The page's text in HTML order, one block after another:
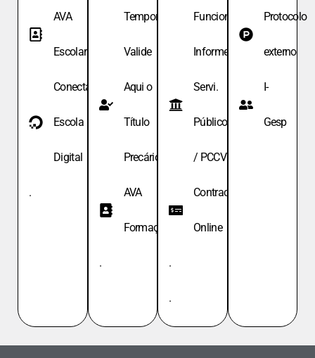
AVA
Escolar
Conecta
Escola
Digital
.
Temporária
Valide
Aqui o
Título
Precário
AVA
Formação
.
Funcionário
Informe
Servi.
Públicos
/ PCCV
Contracheque
Online
.
.
Protocolo
externo
I-
Gesp